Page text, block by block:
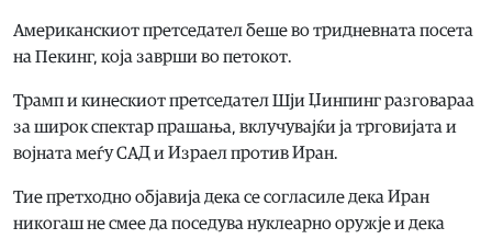
Американскиот претседател беше во тридневната посета
на Пекинг, која заврши во петокот.
Трамп и кинескиот претседател Шји Џинпинг разговараа
за широк спектар прашања, вклучувајќи ја трговијата и
војната меѓу САД и Израел против Иран.
Тие претходно објавија дека се согласиле дека Иран
никогаш не смее да поседува нуклеарно оружје и дека